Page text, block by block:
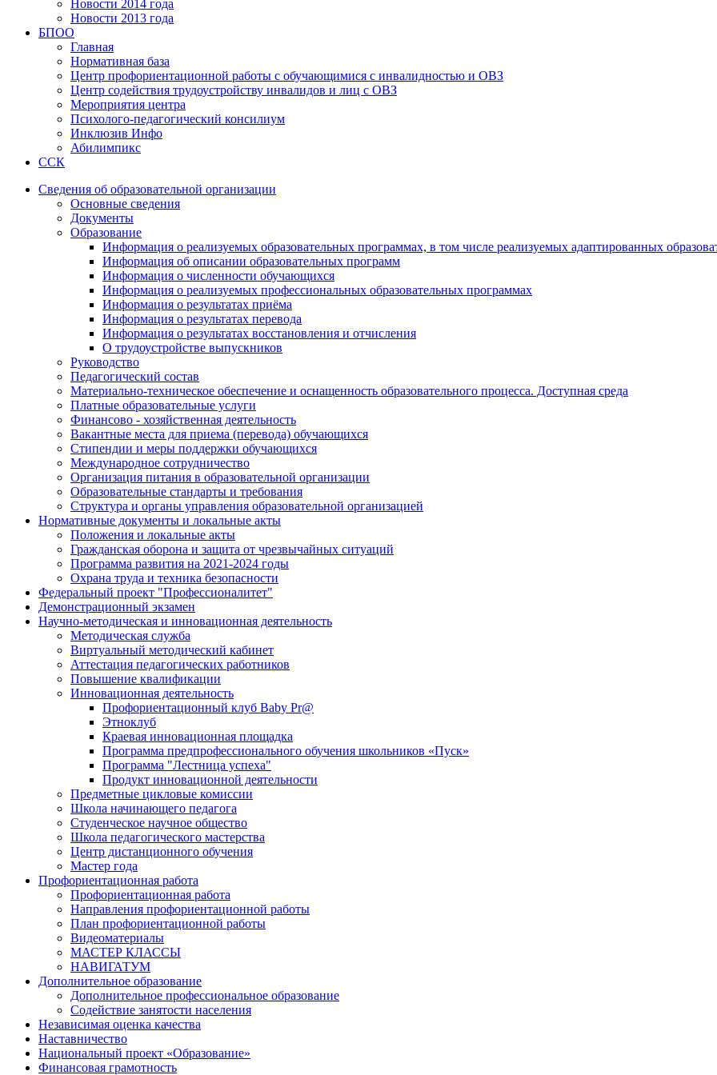
Новости 2014 года
Новости 2013 года
БПОО
Главная
Нормативная база
Центр профориентационной работы с обучающимися с инвалидностью и ОВЗ
Центр содействия трудоустройству инвалидов и лиц с ОВЗ
Мероприятия центра
Психолого-педагогический консилиум
Инклюзив Инфо
Абилимпикс
ССК
Сведения об образовательной организации
Основные сведения
Документы
Образование
Информация о реализуемых образовательных программах, в том числе реализуемых адаптированных
Информация об описании образовательных программ
Информация о численности обучающихся
Информация о реализуемых профессиональных образовательных программах
Информация о результатах приёма
Информация о результатах перевода
Информация о результатах восстановления и отчисления
О трудоустройстве выпускников
Руководство
Педагогический состав
Материально-техническое обеспечение и оснащенность образовательного процесса. Доступная среда
Платные образовательные услуги
Финансово - хозяйственная деятельность
Вакантные места для приема (перевода) обучающихся
Стипендии и меры поддержки обучающихся
Международное сотрудничество
Организация питания в образовательной организации
Образовательные стандарты и требования
Структура и органы управления образовательной организацией
Нормативные документы и локальные акты
Положения и локальные акты
Гражданская оборона и защита от чрезвычайных ситуаций
Программа развития на 2021-2024 годы
Охрана труда и техника безопасности
Федеральный проект "Профессионалитет"
Демонстрационный экзамен
Научно-методическая и инновационная деятельность
Методическая служба
Виртуальный методический кабинет
Аттестация педагогических работников
Повышение квалификации
Инновационная деятельность
Профориентационный клуб Baby Pr@
Этноклуб
Краевая инновационная площадка
Программа предпрофессионального обучения школьников «Пуск»
Программа "Лестница успеха"
Продукт инновационной деятельности
Предметные цикловые комиссии
Школа начинающего педагога
Студенческое научное общество
Школа педагогического мастерства
Центр дистанционного обучения
Мастер года
Профориентационная работа
Профориентационная работа
Направления профориентационной работы
План профориентационной работы
Видеоматериалы
МАСТЕР КЛАССЫ
НАВИГАТУМ
Дополнительное образование
Дополнительное профессиональное образование
Содействие занятости населения
Независимая оценка качества
Наставничество
Национальный проект «Образование»
Финансовая грамотность